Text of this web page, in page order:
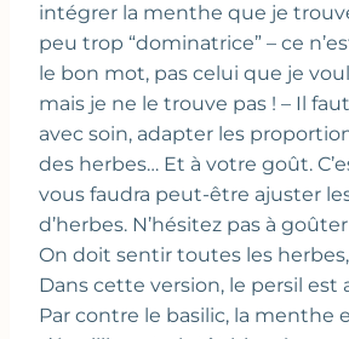
intégrer la menthe que je
peu trop “dominatrice” – ce
le bon mot, pas celui que je
mais je ne le trouve pas ! – Il
avec soin, adapter les
des herbes… Et à votre goût.
vous faudra peut-être ajuster
d’herbes. N’hésitez pas à
On doit sentir toutes les
Dans cette version, le persil est
Par contre le basilic, la menthe